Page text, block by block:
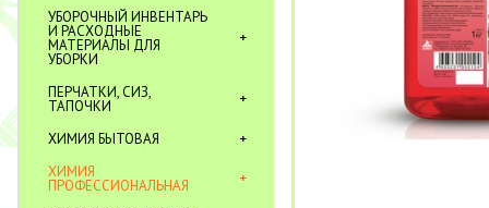
УБОРОЧНЫЙ ИНВЕНТАРЬ
И РАСХОДНЫЕ
МАТЕРИАЛЫ ДЛЯ
УБОРКИ
ПЕРЧАТКИ, СИЗ,
ТАПОЧКИ
ХИМИЯ БЫТОВАЯ
ХИМИЯ
ПРОФЕССИОНАЛЬНАЯ